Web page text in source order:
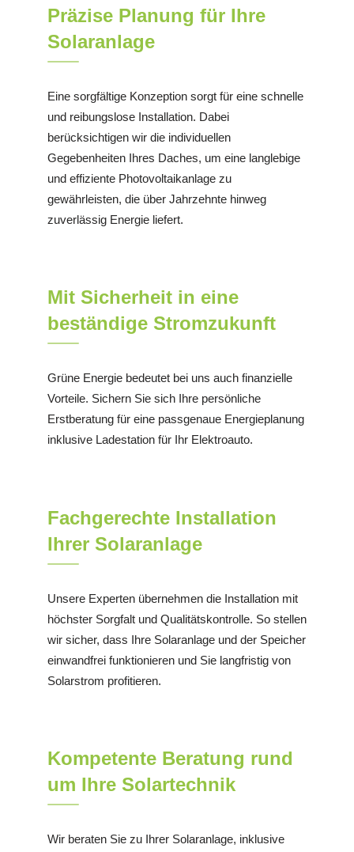
Präzise Planung für Ihre
Solaranlage
Eine sorgfältige Konzeption sorgt für eine schnelle
und reibungslose Installation. Dabei
berücksichtigen wir die individuellen
Gegebenheiten Ihres Daches, um eine langlebige
und effiziente Photovoltaikanlage zu
gewährleisten, die über Jahrzehnte hinweg
zuverlässig Energie liefert.
Mit Sicherheit in eine
beständige Stromzukunft
Grüne Energie bedeutet bei uns auch finanzielle
Vorteile. Sichern Sie sich Ihre persönliche
Erstberatung für eine passgenaue Energieplanung
inklusive Ladestation für Ihr Elektroauto.
Fachgerechte Installation
Ihrer Solaranlage
Unsere Experten übernehmen die Installation mit
höchster Sorgfalt und Qualitätskontrolle. So stellen
wir sicher, dass Ihre Solaranlage und der Speicher
einwandfrei funktionieren und Sie langfristig von
Solarstrom profitieren.
Kompetente Beratung rund
um Ihre Solartechnik
Wir beraten Sie zu Ihrer Solaranlage, inklusive